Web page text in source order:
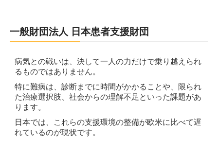
販売店募集 お問い合わせ
業務委託クリエイター応募
一般財団法人 日本患者支援財団
病気との戦いは、決して一人の力だけで乗り越えられ
るものではありません。
特に難病は、診断までに時間がかかることや、
限られ
た治療選択肢、社会からの理解不足といった課題があ
ります。
日本では、これらの支援環境の整備が欧米に比べて遅
れているのが現状です。